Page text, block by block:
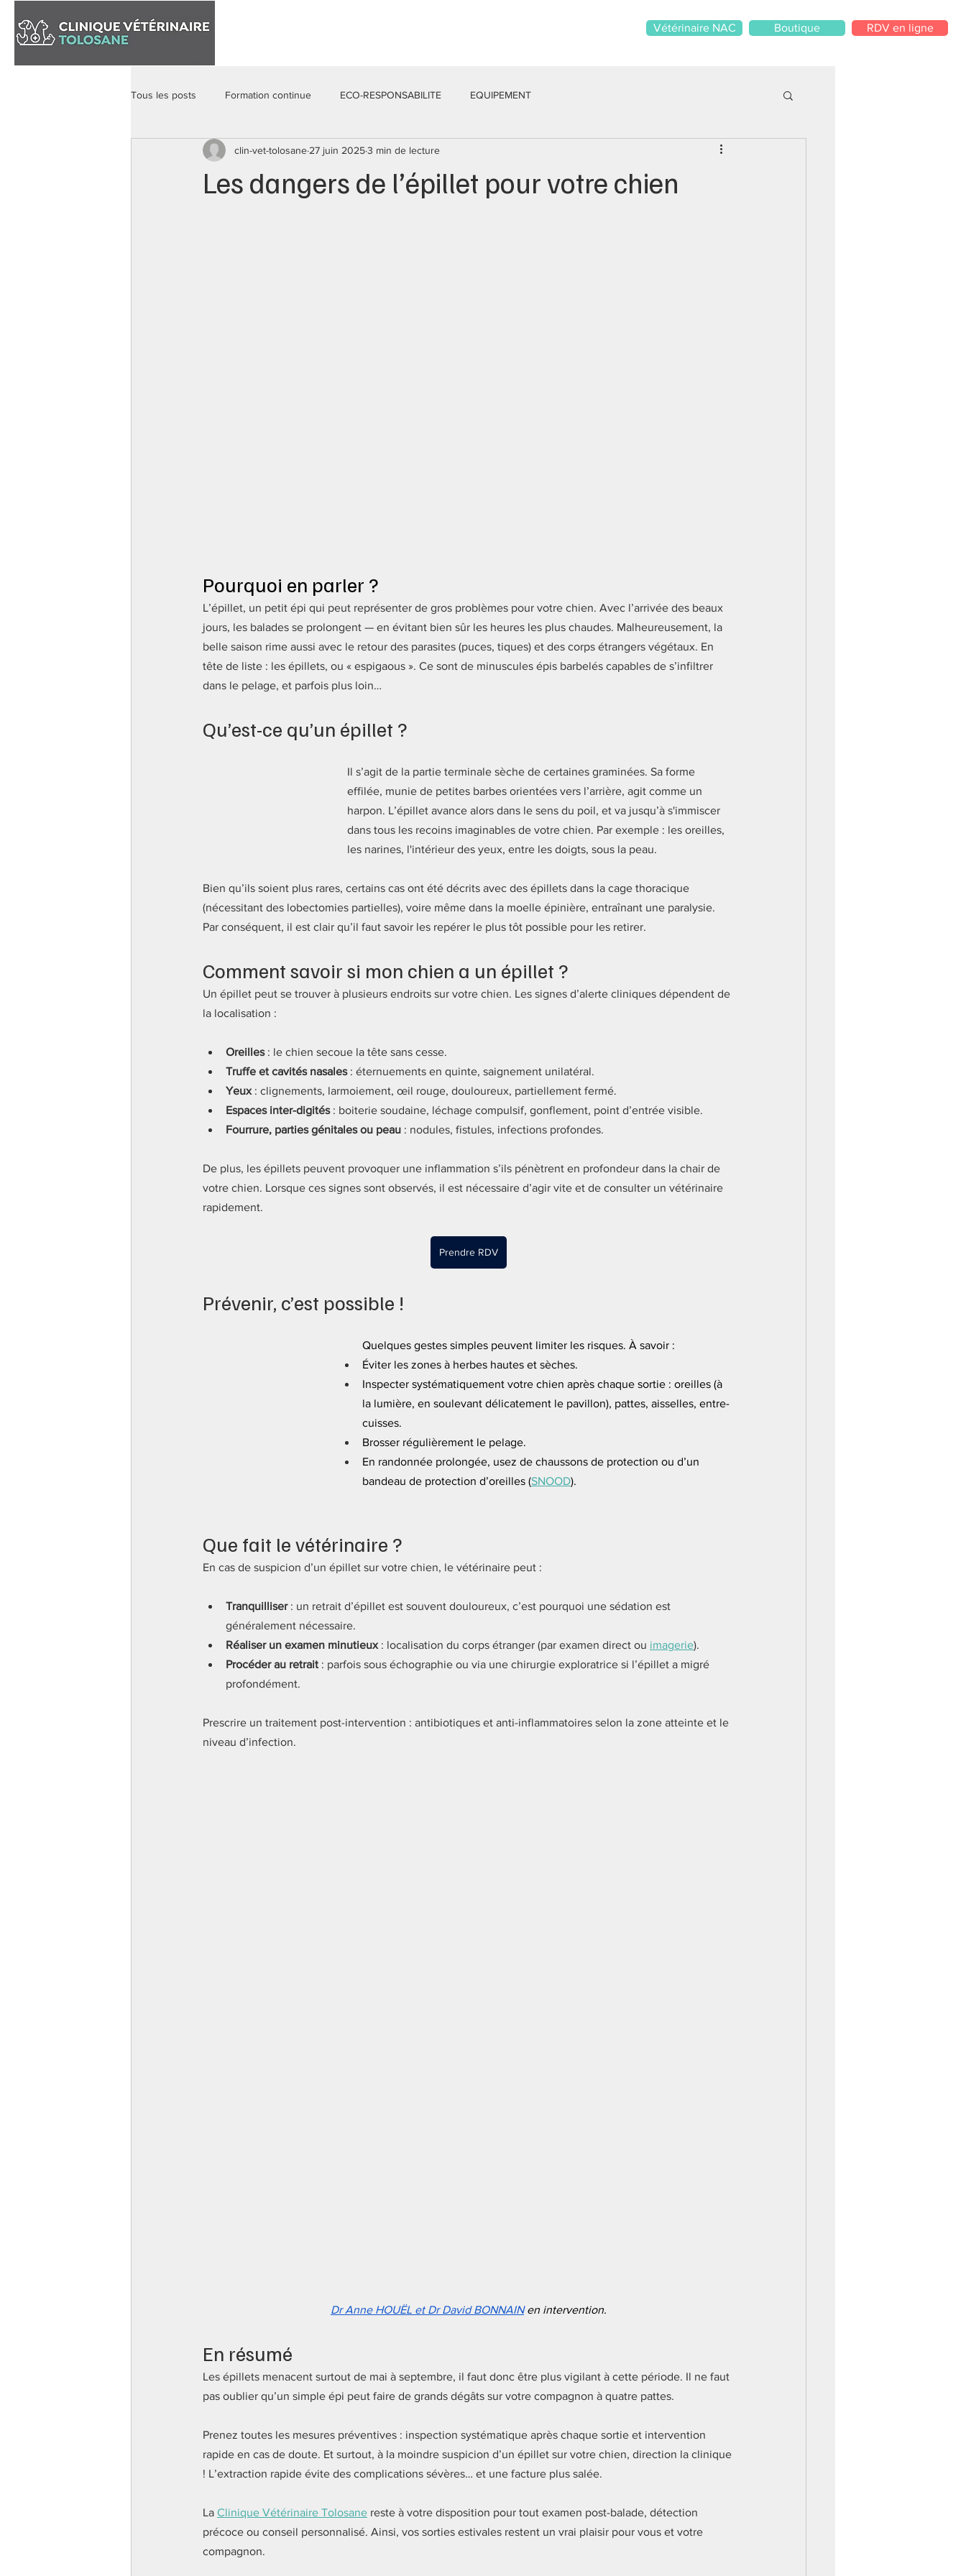
Vétérinaire NAC Boutique RDV en ligne
Tous les posts Formation continue ECO-RESPONSABILITE EQUIPEMENT
Les dangers de l’épillet pour votre chien
clin-vet-tolosane 27 juin 20253 min de lecture
Pourquoi en parler ?
L’épillet, un petit épi qui peut représenter de gros problèmes pour votre chien. Avec l’arrivée des beaux
jours, les balades se prolongent — en évitant bien sûr les heures les plus chaudes. Malheureusement, la
belle saison rime aussi avec le retour des parasites (puces, tiques) et des corps étrangers végétaux. En
tête de liste : les épillets, ou « espigaous ». Ce sont de minuscules épis barbelés capables de s’infiltrer
dans le pelage, et parfois plus loin…
Qu’est-ce qu’un épillet ?
Il s’agit de la partie terminale sèche de certaines graminées. Sa forme
effilée, munie de petites barbes orientées vers l’arrière, agit comme un
harpon. L’épillet avance alors dans le sens du poil, et va jusqu’à s'immiscer
dans tous les recoins imaginables de votre chien. Par exemple : les oreilles,
les narines, l'intérieur des yeux, entre les doigts, sous la peau.
Bien qu’ils soient plus rares, certains cas ont été décrits avec des épillets dans la cage thoracique
(nécessitant des lobectomies partielles), voire même dans la moelle épinière, entraînant une paralysie.
Par conséquent, il est clair qu’il faut savoir les repérer le plus tôt possible pour les retirer.
Comment savoir si mon chien a un épillet ?
Un épillet peut se trouver à plusieurs endroits sur votre chien. Les signes d’alerte cliniques dépendent de
la localisation :
Oreilles : le chien secoue la tête sans cesse.
Truffe et cavités nasales : éternuements en quinte, saignement unilatéral.
Yeux : clignements, larmoiement, œil rouge, douloureux, partiellement fermé.
Espaces inter-digités : boiterie soudaine, léchage compulsif, gonflement, point d’entrée visible.
Fourrure, parties génitales ou peau : nodules, fistules, infections profondes.
De plus, les épillets peuvent provoquer une inflammation s’ils pénètrent en profondeur dans la chair de
votre chien. Lorsque ces signes sont observés, il est nécessaire d’agir vite et de consulter un vétérinaire
rapidement.
Prendre RDV
Prévenir, c’est possible !
Quelques gestes simples peuvent limiter les risques. À savoir :
Éviter les zones à herbes hautes et sèches.
Inspecter systématiquement votre chien après chaque sortie : oreilles (à
la lumière, en soulevant délicatement le pavillon), pattes, aisselles, entre-
cuisses.
Brosser régulièrement le pelage.
En randonnée prolongée, usez de chaussons de protection ou d’un
bandeau de protection d’oreilles (SNOOD).
Que fait le vétérinaire ?
En cas de suspicion d’un épillet sur votre chien, le vétérinaire peut :
Tranquilliser : un retrait d’épillet est souvent douloureux, c’est pourquoi une sédation est
généralement nécessaire.
Réaliser un examen minutieux : localisation du corps étranger (par examen direct ou imagerie).
Procéder au retrait : parfois sous échographie ou via une chirurgie exploratrice si l’épillet a migré
profondément.
Prescrire un traitement post-intervention : antibiotiques et anti-inflammatoires selon la zone atteinte et le
niveau d’infection.
Dr Anne HOUËL et Dr David BONNAIN en intervention.
En résumé
Les épillets menacent surtout de mai à septembre, il faut donc être plus vigilant à cette période. Il ne faut
pas oublier qu’un simple épi peut faire de grands dégâts sur votre compagnon à quatre pattes.
Prenez toutes les mesures préventives : inspection systématique après chaque sortie et intervention
rapide en cas de doute. Et surtout, à la moindre suspicion d’un épillet sur votre chien, direction la clinique
! L’extraction rapide évite des complications sévères… et une facture plus salée.
La Clinique Vétérinaire Tolosane reste à votre disposition pour tout examen post-balade, détection
précoce ou conseil personnalisé. Ainsi, vos sorties estivales restent un vrai plaisir pour vous et votre
compagnon.